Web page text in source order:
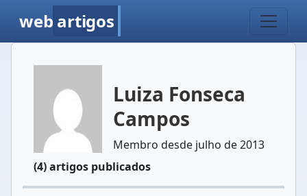
web artigos
Luiza Fonseca
Campos
Membro desde julho de 2013
(4) artigos publicados